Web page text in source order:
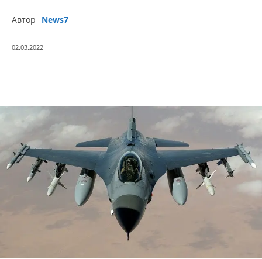
Автор News7
02.03.2022